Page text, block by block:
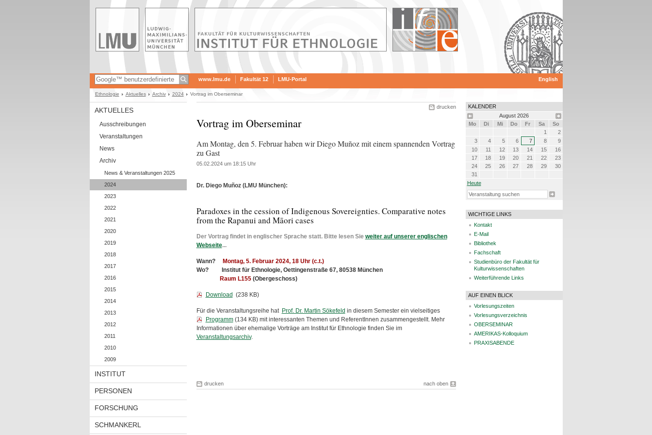
www.lmu.de Fakultät 12 LMU-Portal English
Ethnologie Aktuelles Archiv 2024 Vortrag im Oberseminar
AKTUELLES
Ausschreibungen
Veranstaltungen
News
Archiv
News & Veranstaltungen 2025
2024
2023
2022
2021
2020
2019
2018
2017
2016
2015
2014
2013
2012
2011
2010
2009
INSTITUT
PERSONEN
FORSCHUNG
SCHMANKERL
drucken
Vortrag im Oberseminar
Am Montag, den 5. Februar haben wir Diego Muñoz mit einem spannenden Vortrag
zu Gast
05.02.2024 um 18:15 Uhr
Dr. Diego Muñoz (LMU München):
Paradoxes in the cession of Indigenous Sovereignties. Comparative notes
from the Rapanui and Māori cases
Der Vortrag findet in englischer Sprache statt. Bitte lesen Sie weiter auf unserer englischen
Webseite...
Wann?
Montag, 5. Februar 2024, 18 Uhr (c.t.)
Wo?
Institut für Ethnologie, Oettingenstraße 67, 80538 München
Raum L155(Obergeschoss)
Download (238 KB)
Für die Veranstaltungsreihe hat Prof. Dr. Martin Sökefeld in diesem Semester ein vielseitiges
Programm(134 KB) mit interessanten Themen und ReferentInnen zusammengestellt. Mehr
Informationen über ehemalige Vorträge am Institut für Ethnologie finden Sie im
Veranstaltungsarchiv.
drucken nach oben
KALENDER
August 2026
Mo
Di Mi Do Fr Sa
So
1
2
3
4 5 6 7 8
9
10
11 12 13 14 15
16
17
18 19 20 21 22
23
24
25 26 27 28 29
30
31
Heute
WICHTIGE LINKS
Kontakt
E-Mail
Bibliothek
Fachschaft
Studienbüro der Fakultät für
Kulturwissenschaften
Weiterführende Links
AUF EINEN BLICK
Vorlesungszeiten
Vorlesungsverzeichnis
OBERSEMINAR
AMERIKAS-Kolloquium
PRAXISABENDE